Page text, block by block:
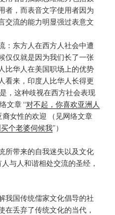
者，而表音文字使用者因为
交流的能力明显强过表意文
：东方人在西方人社会中遭
仅仅就是因为我们长了一张
比华人在美国职场上的优势
看来，印度人比华人长得更
，这种歧视在西方社会表现
文章 “对不起，你喜欢亚洲人
裔女性的欢迎 （见网络文章
个老婆伺候我”）
所带来的自我迷失以及文化
与人和谐相处交流的圣经，
我国传统儒家文化倡导的社
在丢弃了传统文化的当代，